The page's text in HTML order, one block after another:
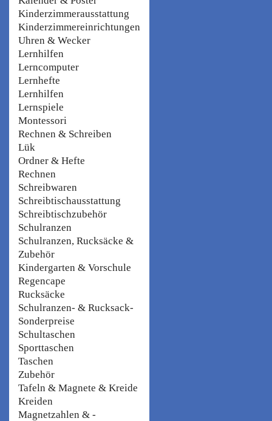
Kinderzimmerausstattung
Kinderzimmereinrichtungen
Uhren & Wecker
Lernhilfen
Lerncomputer
Lernhefte
Lernhilfen
Lernspiele
Montessori
Rechnen & Schreiben
Lük
Ordner & Hefte
Rechnen
Schreibwaren
Schreibtischausstattung
Schreibtischzubehör
Schulranzen
Schulranzen, Rucksäcke &
Zubehör
Kindergarten & Vorschule
Regencape
Rucksäcke
Schulranzen- & Rucksack-
Sonderpreise
Schultaschen
Sporttaschen
Taschen
Zubehör
Tafeln & Magnete & Kreide
Kreiden
Magnetzahlen & -